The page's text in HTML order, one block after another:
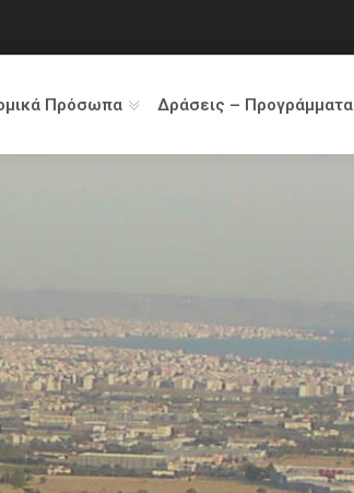
Πρόσωπα Δράσεις – Προγράμματα